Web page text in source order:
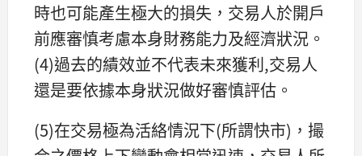
時也可能產生極大的損失，交易人於開戶
前應審慎考慮本身財務能力及經濟狀況。
(4)過去的績效並不代表未來獲利,交易人
還是要依據本身狀況做好審慎評估。
(5)在交易極為活絡情況下(所謂快市)，撮